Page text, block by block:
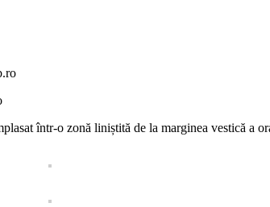
într-o zonă liniștită de la marginea vestică a